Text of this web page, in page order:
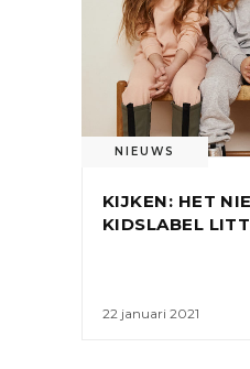
NIEUWS
KIJKEN: HET
KIDSLABEL
22 januari 2021